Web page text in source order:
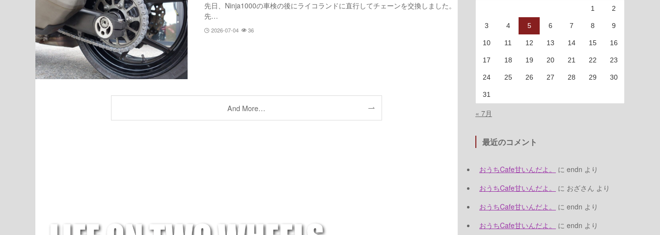
先日、Ninja1000の車検の後にライコランドに直行してチェーンを交換しました。
先…
2026-07-04 36
And More…
1 2
3 4 5 6 7 8 9
10 11 12 13 14 15 16
17 18 19 20 21 22 23
24 25 26 27 28 29 30
31
« 7月
最近のコメント
おうちCafe甘いんだよ。 に endn より
おうちCafe甘いんだよ。
に おざさん より
おうちCafe甘いんだよ。
に endn より
おうちCafe甘いんだよ。
に endn より